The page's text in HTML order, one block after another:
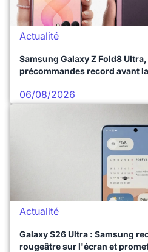
Actualité
Samsung Galaxy Z Fold8
précommandes record avant
06/08/2026
Actualité
Galaxy S26 Ultra : Samsung
rougeâtre sur l'écran et